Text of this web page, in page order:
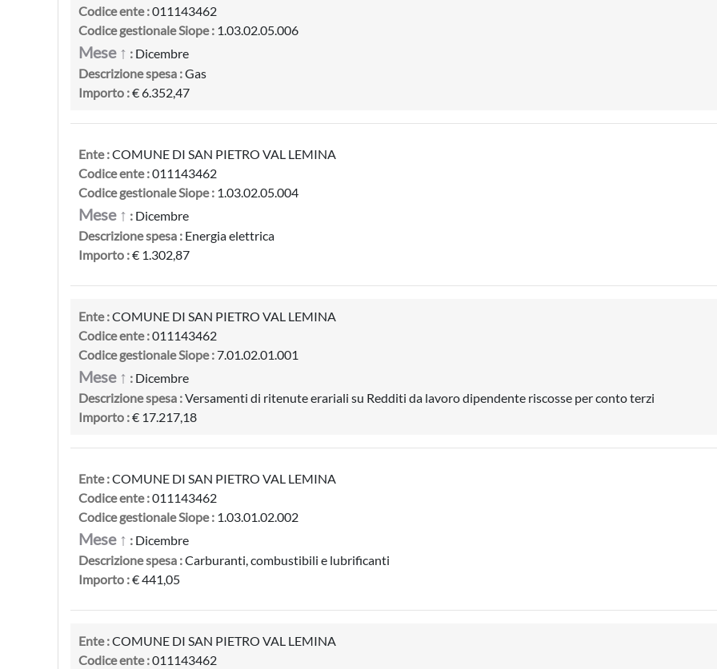
Codice ente :011143462
Codice gestionale Siope : 1.03.02.05.006
Mese ↑ : Dicembre
Descrizione spesa :Gas
Importo :€ 6.352,47
Ente :COMUNE DI SAN PIETRO VAL LEMINA
Codice ente :011143462
Codice gestionale Siope : 1.03.02.05.004
Mese ↑ : Dicembre
Descrizione spesa : Energia elettrica
Importo :€ 1.302,87
Ente :COMUNE DI SAN PIETRO VAL LEMINA
Codice ente :011143462
Codice gestionale Siope :7.01.02.01.001
Mese ↑ : Dicembre
Descrizione spesa :Versamenti di ritenute erariali su Redditi da lavoro dipendente riscosse per conto terzi
Importo :€ 17.217,18
Ente :COMUNE DI SAN PIETRO VAL LEMINA
Codice ente :011143462
Codice gestionale Siope : 1.03.01.02.002
Mese ↑ : Dicembre
Descrizione spesa :Carburanti, combustibili e lubrificanti
Importo :€ 441,05
Ente :COMUNE DI SAN PIETRO VAL LEMINA
Codice ente :011143462